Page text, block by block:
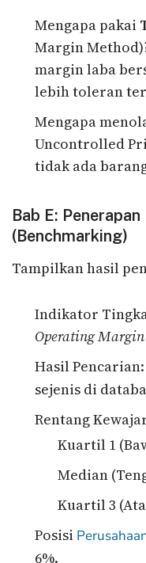
Mengapa pakai
Margin
margin laba
lebih toleran
Mengapa
Uncontrolled
tidak ada
Bab E:
(Benchmarking)
Tampilkan hasil
Indikator
Operating Margin
Hasil
sejenis di
Rentang
Kuartil 1
Median
Kuartil 3
Posisi
6%.